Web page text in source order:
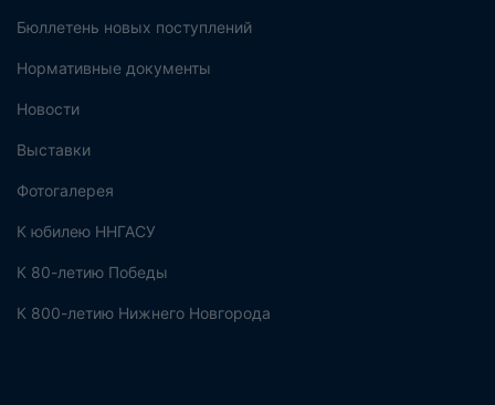
Бюллетень новых поступлений
Нормативные документы
Новости
Выставки
Фотогалерея
К юбилею ННГАСУ
К 80-летию Победы
К 800-летию Нижнего Новгорода